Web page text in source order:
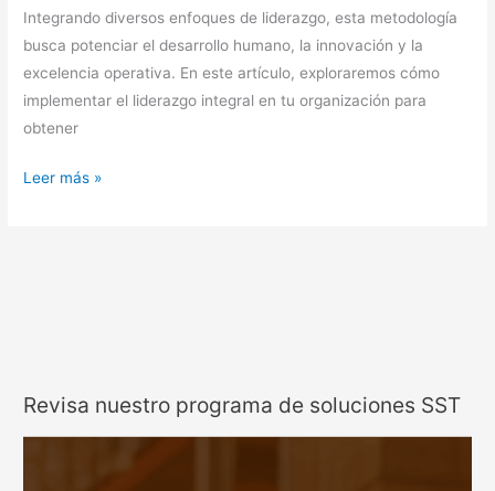
Integrando diversos enfoques de liderazgo, esta metodología
busca potenciar el desarrollo humano, la innovación y la
excelencia operativa. En este artículo, exploraremos cómo
implementar el liderazgo integral en tu organización para
obtener
Leer más »
Revisa nuestro programa de soluciones SST